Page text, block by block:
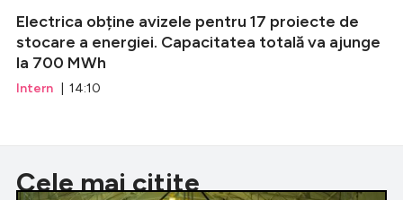
Electrica obține avizele pentru 17 proiecte de
stocare a energiei. Capacitatea totală va ajunge
la 700 MWh
Intern | 14:10
Cele mai citite